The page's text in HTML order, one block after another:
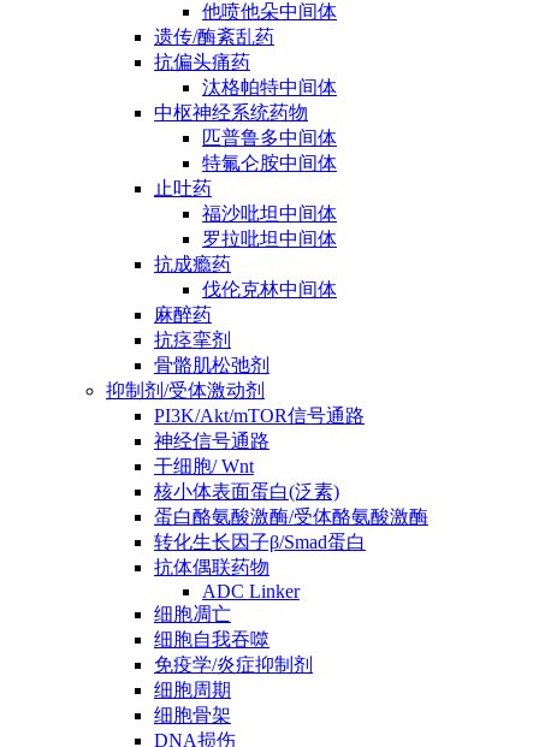
他喷他朵中间体
遗传/酶紊乱药
抗偏头痛药
汰格帕特中间体
中枢神经系统药物
匹普鲁多中间体
特氟仑胺中间体
止吐药
福沙吡坦中间体
罗拉吡坦中间体
抗成瘾药
伐伦克林中间体
麻醉药
抗痉挛剂
骨骼肌松弛剂
抑制剂/受体激动剂
PI3K/Akt/mTOR信号通路
神经信号通路
干细胞/ Wnt
核小体表面蛋白(泛素)
蛋白酪氨酸激酶/受体酪氨酸激酶
转化生长因子β/Smad蛋白
抗体偶联药物
ADC Linker
细胞凋亡
细胞自我吞噬
免疫学/炎症抑制剂
细胞周期
细胞骨架
DNA损伤